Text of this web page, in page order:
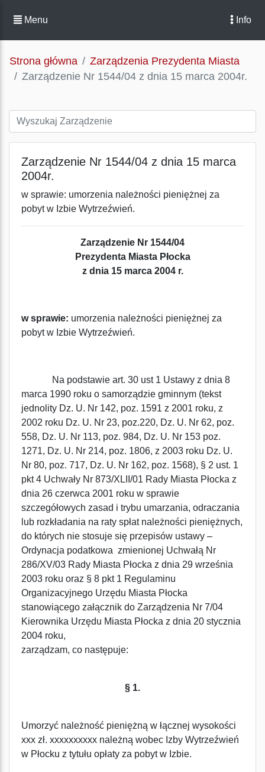
Menu Info
Strona główna
Zarządzenia Prezydenta Miasta
Zarządzenie Nr 1544/04 z dnia 15 marca 2004r.
Zarządzenie Nr 1544/04 z dnia 15 marca
2004r.
w sprawie: umorzenia należności pieniężnej za
pobyt w Izbie Wytrzeźwień.
Zarządzenie Nr 1544/04
Prezydenta Miasta Płocka
z dnia 15 marca 2004 r.
w sprawie: umorzenia należności pieniężnej za
pobyt w Izbie Wytrzeźwień.
Na podstawie art. 30 ust 1 Ustawy z dnia 8
marca 1990 roku o samorządzie gminnym (tekst
jednolity Dz. U. Nr 142, poz. 1591 z 2001 roku, z
2002 roku Dz. U. Nr 23, poz.220, Dz. U. Nr 62, poz.
558, Dz. U. Nr 113, poz. 984, Dz. U. Nr 153 poz.
1271, Dz. U. Nr 214, poz. 1806, z 2003 roku Dz. U.
Nr 80, poz. 717, Dz. U. Nr 162, poz. 1568), § 2 ust. 1
pkt 4 Uchwały Nr 873/XLII/01 Rady Miasta Płocka z
dnia 26 czerwca 2001 roku w sprawie
szczegółowych zasad i trybu umarzania, odraczania
lub rozkładania na raty spłat należności pieniężnych,
do których nie stosuje się przepisów ustawy –
Ordynacja podatkowa zmienionej Uchwałą Nr
286/XV/03 Rady Miasta Płocka z dnia 29 września
2003 roku oraz § 8 pkt 1 Regulaminu
Organizacyjnego Urzędu Miasta Płocka
stanowiącego załącznik do Zarządzenia Nr 7/04
Kierownika Urzędu Miasta Płocka z dnia 20 stycznia
2004 roku,
zarządzam, co następuje:
§ 1.
Umorzyć należność pieniężną w łącznej wysokości
xxx zł. xxxxxxxxxx należną wobec Izby Wytrzeźwień
w Płocku z tytułu opłaty za pobyt w Izbie.